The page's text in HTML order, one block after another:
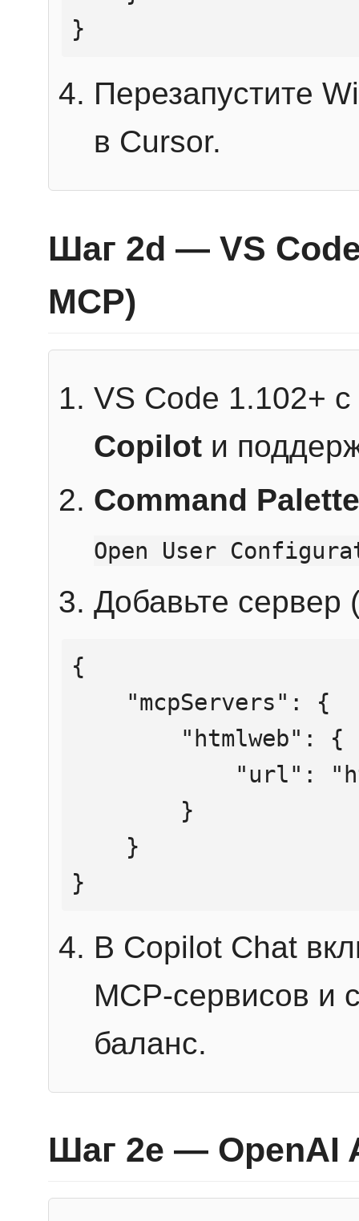
}
Перезапустите
в Cursor.
Шаг 2d — VS
MCP)
VS Code 1.102+
Copilot и
Command Palette
Open User
Добавьте сервер
{
}
В Copilot Chat
MCP-сервисов и
баланс.
Шаг 2e — OpenAI